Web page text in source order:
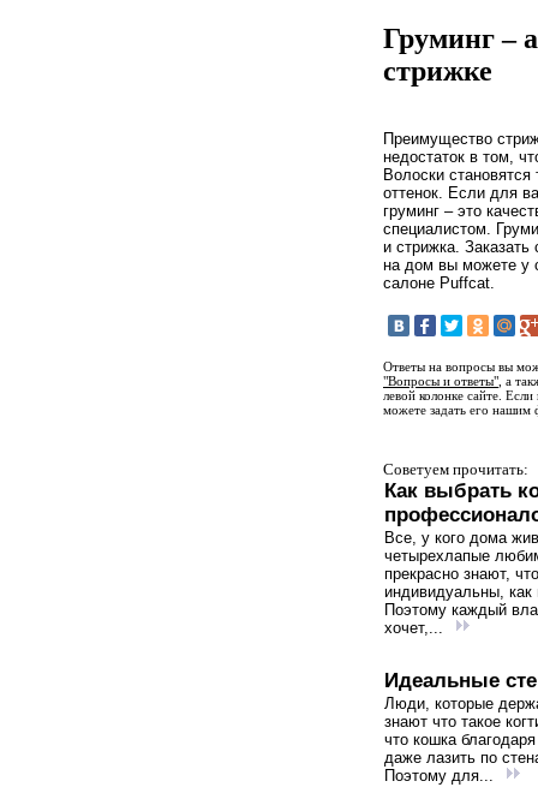
Груминг –
стрижке
Преимущество
недостаток в том,
Волоски
оттенок. Если для
груминг – это
специалистом.
и стрижка.
на дом вы можете у
салоне Puffcat.
Ответы на вопросы вы
"Вопросы и ответы" , а
левой колонке сайте.
можете задать его
Советуем прочитать:
Как выбрать
Все, у кого дома
четырехлапые
прекрасно знают,
индивидуальны, как
Поэтому каждый
хочет,...
Идеальные
Люди, которые
знают что такое
что кошка
даже лазить по
Поэтому для...